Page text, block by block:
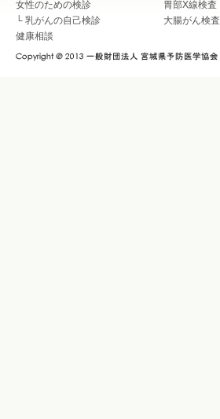
女性のための検診
└ 乳がんの自己検診
健康相談
胃部X線検査
大腸がん検査